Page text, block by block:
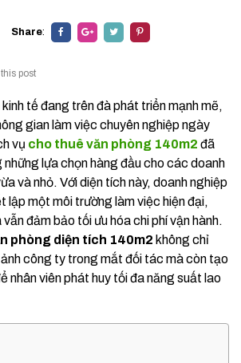
Share:
post
tế đang trên đà phát triển mạnh mẽ,
gian làm việc chuyên nghiệp ngày
vụ cho thuê văn phòng 140m2 đã
lựa chọn hàng đầu cho các doanh
và nhỏ. Với diện tích này, doanh nghiệp
lập một môi trường làm việc hiện đại,
đảm bảo tối ưu hóa chi phí vận hành.
phòng diện tích 140m2 không chỉ
công ty trong mắt đối tác mà còn tạo
nhân viên phát huy tối đa năng suất lao